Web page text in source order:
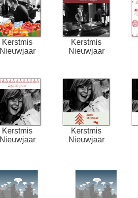
Kerstmis
Nieuwjaar
Kerstmis
Nieuwjaar
Kerstmis
Nieuwjaar
Kerstmis
Nieuwjaar